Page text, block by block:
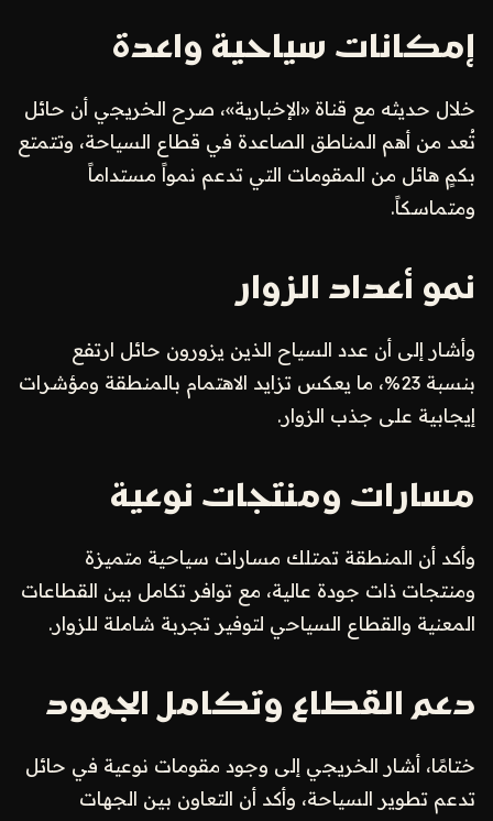
إمكانات سياحية واعدة
خلال حديثه مع قناة «الإخبارية»، صرح الخريجي أن حائل
تُعد من أهم المناطق الصاعدة في قطاع السياحة، وتتمتع
بكمٍ هائل من المقومات التي تدعم نمواً مستداماً
ومتماسكاً.
نمو أعداد الزوار
وأشار إلى أن عدد السياح الذين يزورون حائل ارتفع
بنسبة 23%، ما يعكس تزايد الاهتمام بالمنطقة ومؤشرات
إيجابية على جذب الزوار.
مسارات ومنتجات نوعية
وأكد أن المنطقة تمتلك مسارات سياحية متميزة
ومنتجات ذات جودة عالية، مع توافر تكامل بين القطاعات
المعنية والقطاع السياحي لتوفير تجربة شاملة للزوار.
دعم القطاع وتكامل الجهود
ختامًا، أشار الخريجي إلى وجود مقومات نوعية في حائل
تدعم تطوير السياحة، وأكد أن التعاون بين الجهات